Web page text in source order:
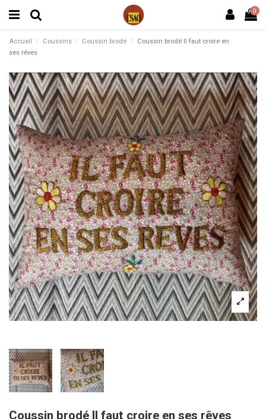
0
Accueil Coussins Coussin brodé
Coussin brodé Il faut croire en
ses rêves
Coussin brodé Il faut croire en ses rêves